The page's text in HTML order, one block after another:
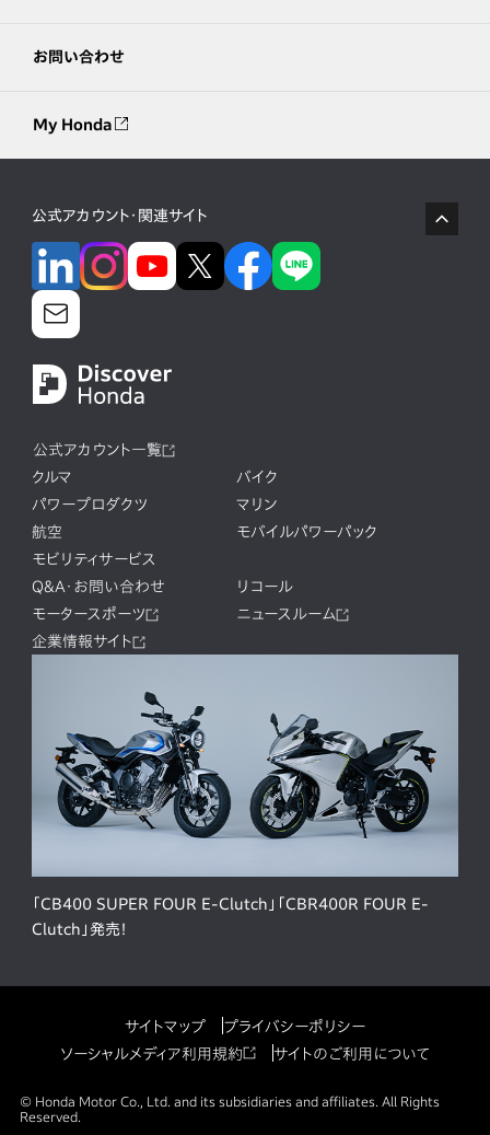
お問い合わせ
My Honda
公式アカウント・関連サイト
公式アカウント一覧
クルマ
バイク
パワープロダクツ
マリン
航空
モバイルパワーパック
モビリティサービス
Q&A・お問い合わせ
リコール
モータースポーツ
ニュースルーム
企業情報サイト
「CB400 SUPER FOUR E-Clutch」「CBR400R FOUR E-
Clutch」発売！
サイトマップ
プライバシーポリシー
ソーシャルメディア利用規約
サイトのご利用について
© Honda Motor Co., Ltd. and its subsidiaries and affiliates. All Rights
Reserved.